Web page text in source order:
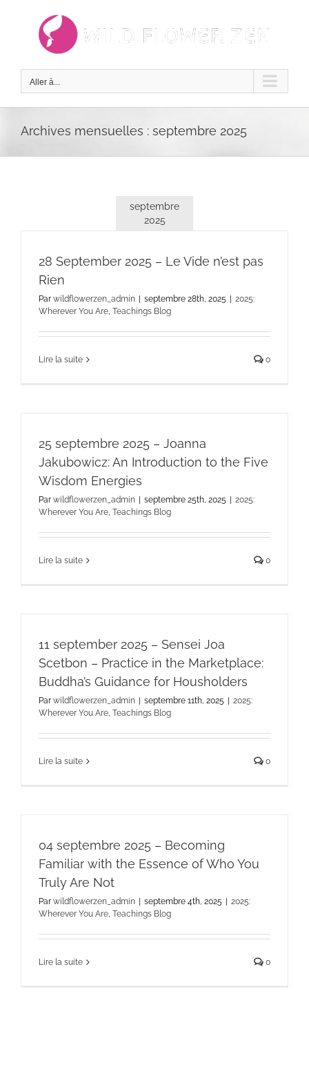
Aller à...
Archives mensuelles : septembre 2025
septembre
2025
28 September 2025 – Le Vide n’est pas
Rien
Par wildflowerzen_admin | septembre 28th, 2025 | 2025:
Wherever You Are Teachings Blog
Lire la suite 0
25 septembre 2025 – Joanna
Jakubowicz: An Introduction to the Five
Wisdom Energies
Par wildflowerzen_admin | septembre 25th, 2025 | 2025:
Wherever You Are Teachings Blog
Lire la suite 0
11 september 2025 – Sensei Joa
Scetbon – Practice in the Marketplace:
Buddha’s Guidance for Housholders
Par wildflowerzen_admin | septembre 11th, 2025 | 2025:
Wherever You Are Teachings Blog
Lire la suite 0
04 septembre 2025 – Becoming
Familiar with the Essence of Who You
Truly Are Not
Par wildflowerzen_admin | septembre 4th, 2025 | 2025:
Wherever You Are Teachings Blog
Lire la suite 0